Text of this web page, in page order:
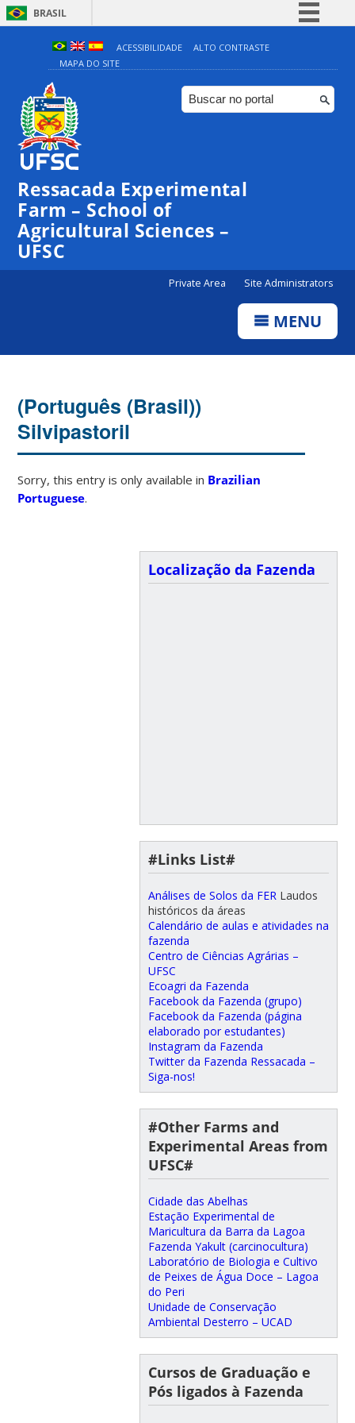
BRASIL
Simplifique!
Comunica BR
Participe
ACESSIBILIDADE
ALTO CONTRASTE
MAPA DO SITE
Ressacada Experimental
Farm – School of
Agricultural Sciences –
UFSC
Private Area Site Administrators
MENU
(Português (Brasil))
Silvipastoril
Sorry, this entry is only available in Brazilian
Portuguese.
Localização da Fazenda
#Links List#
Análises de Solos da FER Laudos
históricos da áreas
Calendário de aulas e atividades na
fazenda
Centro de Ciências Agrárias –
UFSC
Ecoagri da Fazenda
Facebook da Fazenda (grupo)
Facebook da Fazenda (página
elaborado por estudantes)
Instagram da Fazenda
Twitter da Fazenda Ressacada –
Siga-nos!
#Other Farms and
Experimental Areas from
UFSC#
Cidade das Abelhas
Estação Experimental de
Maricultura da Barra da Lagoa
Fazenda Yakult (carcinocultura)
Laboratório de Biologia e Cultivo
de Peixes de Água Doce – Lagoa
do Peri
Unidade de Conservação
Ambiental Desterro – UCAD
Cursos de Graduação e
Pós ligados à Fazenda